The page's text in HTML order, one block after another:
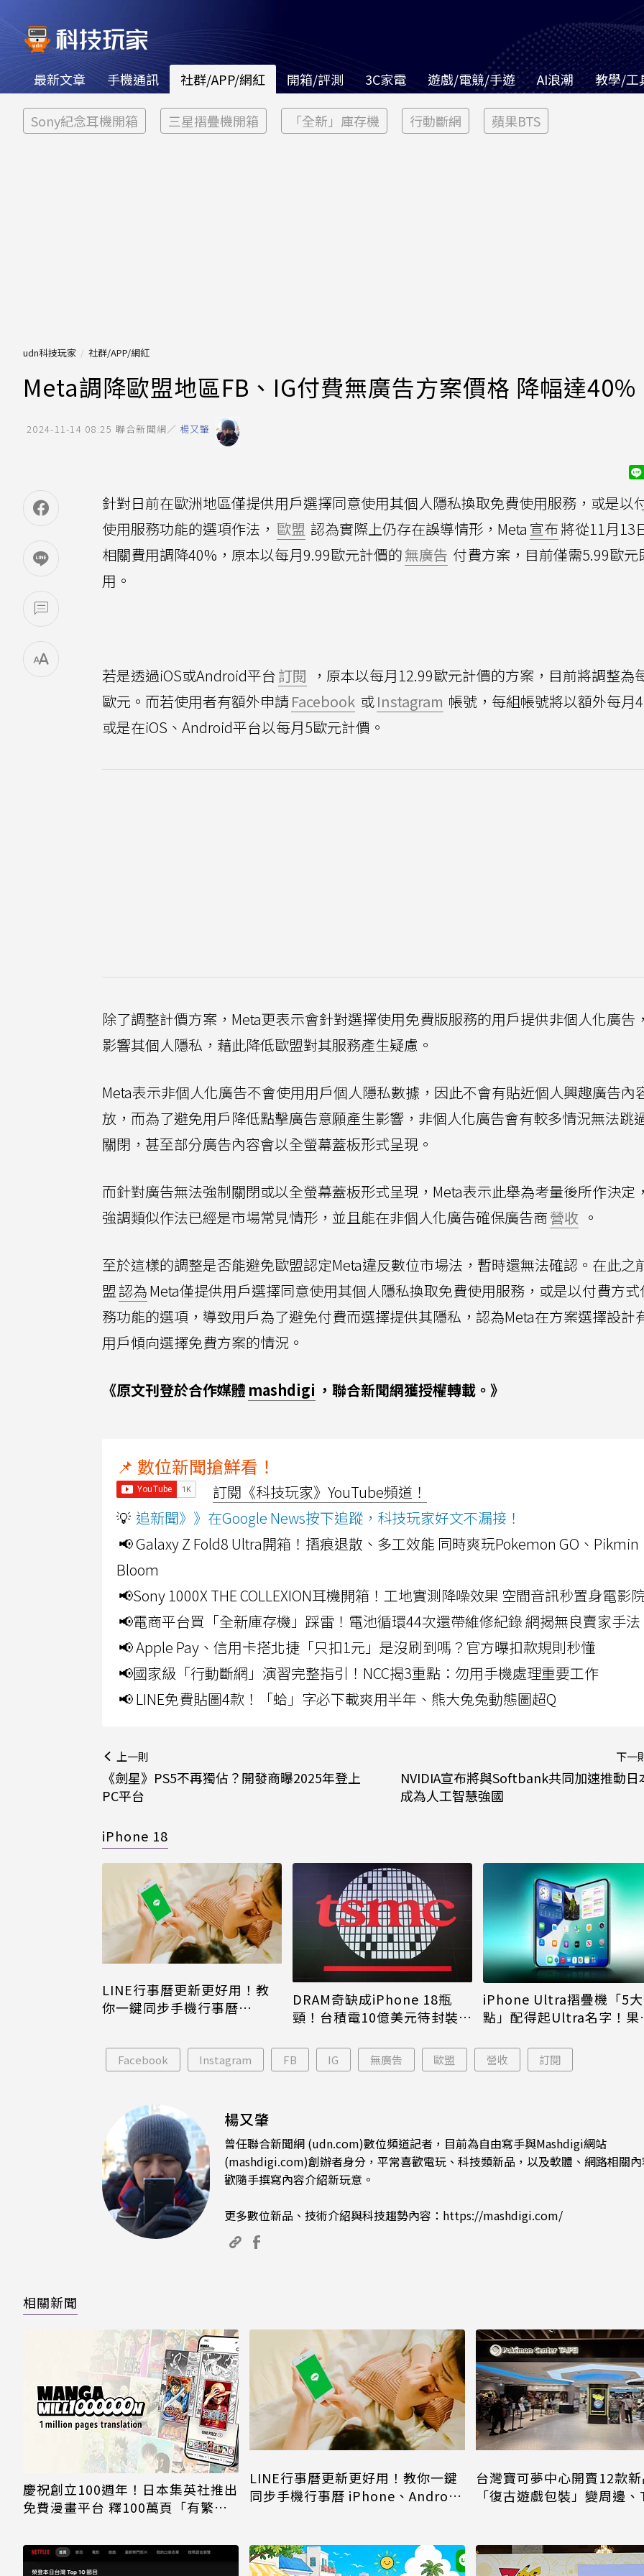
最新文章 手機通訊 社群/APP/網紅 開箱/評測 3C家電 遊戲/電競/手遊 AI浪潮 教學/工
Sony紀念耳機開箱 三星摺疊機開箱 「全新」庫存機 行動斷網 蘋果BTS
udn科技玩家 社群/APP/網紅
Meta調降歐盟地區FB、IG付費無廣告方案價格 降幅達40%
2024-11-14 08:25 聯合新聞網／ 楊又肇
針對日前在歐洲地區僅提供用戶選擇同意使用其個人隱私換取免費使用服務，或是以
使用服務功能的選項作法， 歐盟 認為實際上仍存在誤導情形，Meta 宣布將從11月13
相關費用調降40%，原本以每月9.99歐元計價的無廣告 付費方案，目前僅需5.99歐元
用。
若是透過iOS或Android平台訂閱 ，原本以每月12.99歐元計價的方案，目前將調整為
歐元。而若使用者有額外申請Facebook 或Instagram 帳號，每組帳號將以額外每月
或是在iOS、Android平台以每月5歐元計價。
除了調整計價方案，Meta更表示會針對選擇使用免費版服務的用戶提供非個人化廣告
影響其個人隱私，藉此降低歐盟對其服務產生疑慮。
Meta表示非個人化廣告不會使用用戶個人隱私數據，因此不會有貼近個人興趣廣告內
放，而為了避免用戶降低點擊廣告意願產生影響，非個人化廣告會有較多情況無法跳
關閉，甚至部分廣告內容會以全螢幕蓋板形式呈現。
而針對廣告無法強制關閉或以全螢幕蓋板形式呈現，Meta表示此舉為考量後所作決定
強調類似作法已經是市場常見情形，並且能在非個人化廣告確保廣告商營收 。
至於這樣的調整是否能避免歐盟認定Meta違反數位市場法，暫時還無法確認。在此之
盟 認為Meta僅提供用戶選擇同意使用其個人隱私換取免費使用服務，或是以付費方
務功能的選項，導致用戶為了避免付費而選擇提供其隱私，認為Meta在方案選擇設計
用戶傾向選擇免費方案的情況。
《原文刊登於合作媒體 mashdigi ，聯合新聞網獲授權轉載。》
📌 數位新聞搶鮮看！
訂閱《科技玩家》YouTube頻道！
💡 追新聞》》在Google News按下追蹤，科技玩家好文不漏接！
📢 Galaxy Z Fold8 Ultra開箱！摺痕退散、多工效能 同時爽玩Pokemon GO、Pikmin
Bloom
📢Sony 1000X THE COLLEXION耳機開箱！工地實測降噪效果 空間音訊秒置身電影
📢電商平台買「全新庫存機」踩雷！電池循環44次還帶維修紀錄 網揭無良賣家手法
📢 Apple Pay、信用卡搭北捷「只扣1元」是沒刷到嗎？官方曝扣款規則秒懂
📢國家級「行動斷網」演習完整指引！NCC揭3重點：勿用手機處理重要工作
📢 LINE免費貼圖4款！「蛤」字必下載爽用半年、熊大兔兔動態圖超Q
上一則
《劍星》PS5不再獨佔？開發商曝2025年登上
PC平台
下一
NVIDIA宣布將與Softbank共同加速推動日
成為人工智慧強國
iPhone 18
LINE行事曆更新更好用！教
你一鍵同步手機行事曆
DRAM奇缺成iPhone 18瓶
頸！台積電10億美元待封裝晶
iPhone Ultra摺疊機「5
點」配得起Ultra名字！果
Facebook Instagram FB IG 無廣告 歐盟 營收 訂閱
楊又肇
曾任聯合新聞網 (udn.com)數位頻道記者，目前為自由寫手與Mashdigi網站
(mashdigi.com)創辦者身分，平常喜歡電玩、科技類新品，以及軟體、網路相關
歡隨手撰寫內容介紹新玩意。
更多數位新品、技術介紹與科技趨勢內容： https://mashdigi.com/
相關新聞
慶祝創立100週年！日本集英社推出
免費漫畫平台 釋100萬頁「有繁體
LINE行事曆更新更好用！教你一鍵
同步手機行事曆 iPhone、Android
台灣寶可夢中心開賣12款
「復古遊戲包裝」變周邊